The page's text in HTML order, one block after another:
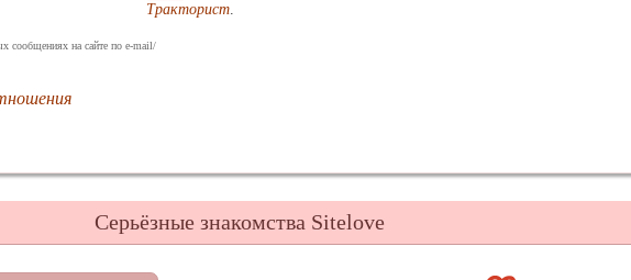
Тракторист.
сообщениях на сайте по e-mail/
Серьёзные знакомства Sitelove